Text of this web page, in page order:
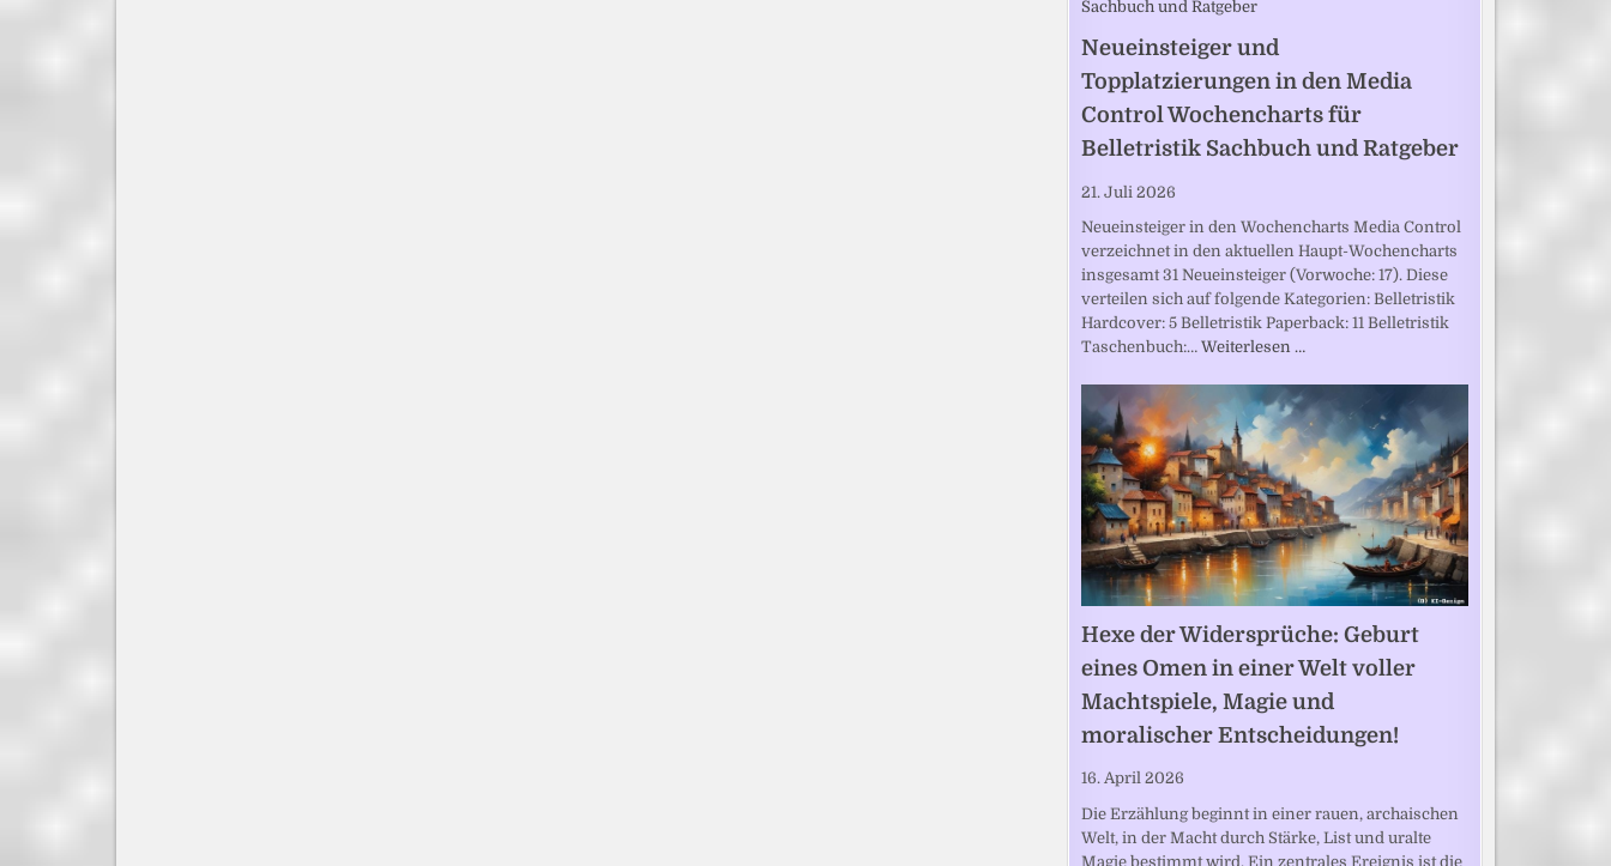
Neueinsteiger und
Topplatzierungen in den Media
Control Wochencharts für
Belletristik Sachbuch und Ratgeber
21. Juli 2026
Neueinsteiger in den Wochencharts Media Control
verzeichnet in den aktuellen Haupt-Wochencharts
insgesamt 31 Neueinsteiger (Vorwoche: 17). Diese
verteilen sich auf folgende Kategorien: Belletristik
Hardcover: 5 Belletristik Paperback: 11 Belletristik
Taschenbuch:… Weiterlesen …
Hexe der Widersprüche: Geburt
eines Omen in einer Welt voller
Machtspiele, Magie und
moralischer Entscheidungen!
16. April 2026
Die Erzählung beginnt in einer rauen, archaischen
Welt, in der Macht durch Stärke, List und uralte
Magie bestimmt wird. Ein zentrales Ereignis ist die